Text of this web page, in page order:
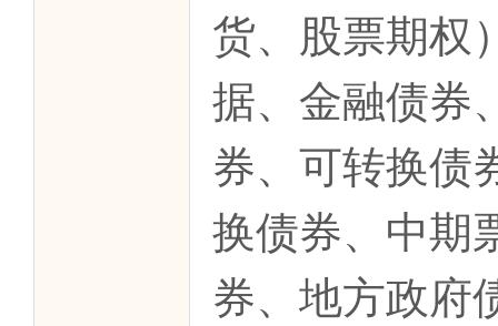
货、股票期权
据、金融债券
券、可转换债
换债券、中期
券、地方政府